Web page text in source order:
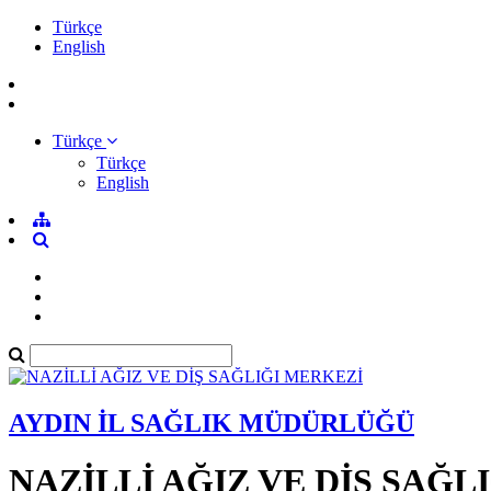
Türkçe
English
Türkçe
Türkçe
English
AYDIN İL SAĞLIK MÜDÜRLÜĞÜ
NAZİLLİ AĞIZ VE DİŞ